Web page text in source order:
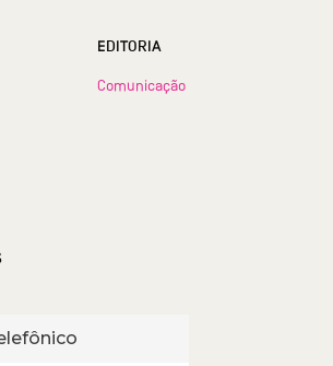
EDITORIA
Comunicação